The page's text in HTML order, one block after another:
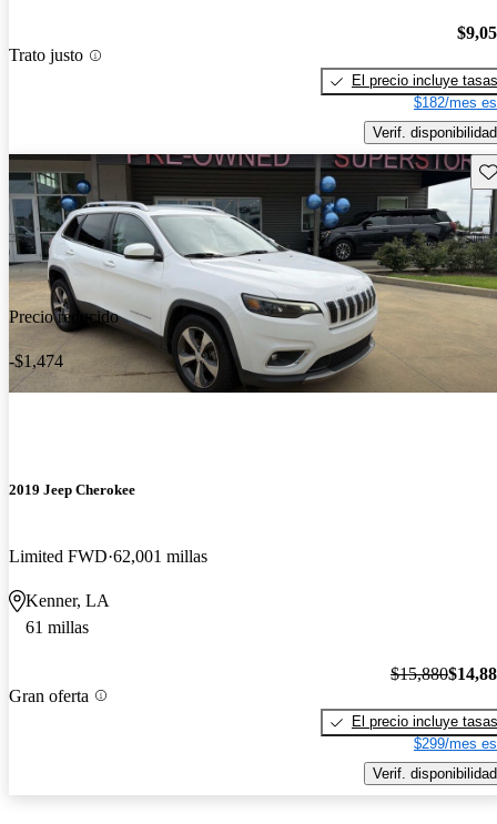
Trato justo
El precio incluye tasas
$182/mes
Verif. disponibilidad
Precio reducido
-$1,474
2019 Jeep Cherokee
Limited FWD 62,001 millas
Kenner, LA
61 millas
Gran oferta
$15,880
El precio incluye tasas
$299/mes
Verif. disponibilidad